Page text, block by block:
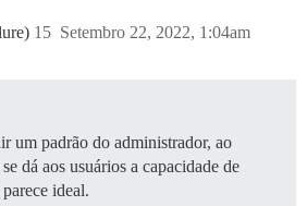
Setembro 22, 2022, 1:04am
15
um padrão do administrador, ao
dá aos usuários a capacidade de
ideal.